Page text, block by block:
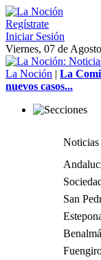
Regístrate
Iniciar Sesión
Viernes, 07 de
La Noción | La
nuevos casos...
Noticias
San